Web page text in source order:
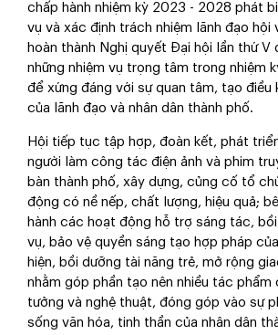
chấp hành nhiệm kỳ 2023 - 2028 phát
vụ và xác định trách nhiệm lãnh đạo hội
hoàn thành Nghị quyết Đại hội lần thứ V
những nhiệm vụ trọng tâm trong nhiệm
để xứng đáng với sự quan tâm, tạo điều
của lãnh đạo và nhân dân thành phố.
Hội tiếp tục tập hợp, đoàn kết, phát
người làm công tác điện ảnh và phim
bàn thành phố, xây dựng, củng cố tổ
động có nề nếp, chất lượng, hiệu quả;
hành các hoạt động hỗ trợ sáng tác,
vụ, bảo vệ quyền sáng tạo hợp pháp
hiện, bồi dưỡng tài năng trẻ, mở rộng
nhằm góp phần tạo nên nhiều tác phẩm
tưởng và nghệ thuật, đóng góp vào sự
sống văn hóa, tinh thần của nhân dân